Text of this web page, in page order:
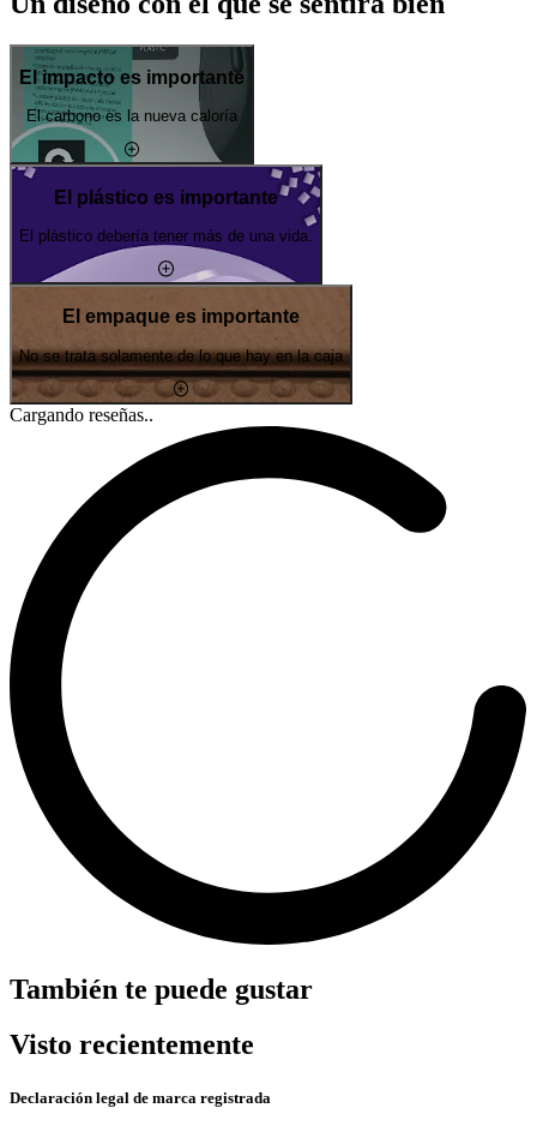
El impacto es importante
El carbono es la nueva caloría
El plástico es importante
El plástico debería tener más de una vida.
El empaque es importante
No se trata solamente de lo que hay en la caja
Cargando reseñas..
También te puede gustar
Visto recientemente
Declaración legal de marca registrada